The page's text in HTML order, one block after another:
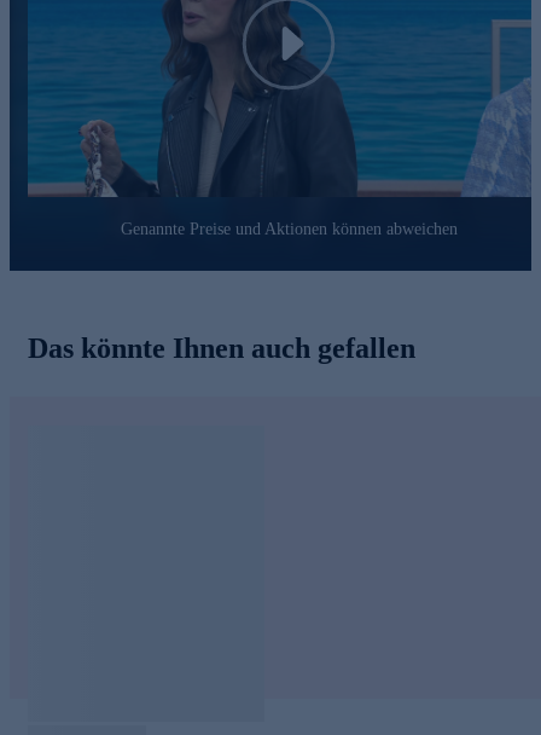
Play
Genannte Preise und Aktionen können abweichen
Das könnte Ihnen auch gefallen